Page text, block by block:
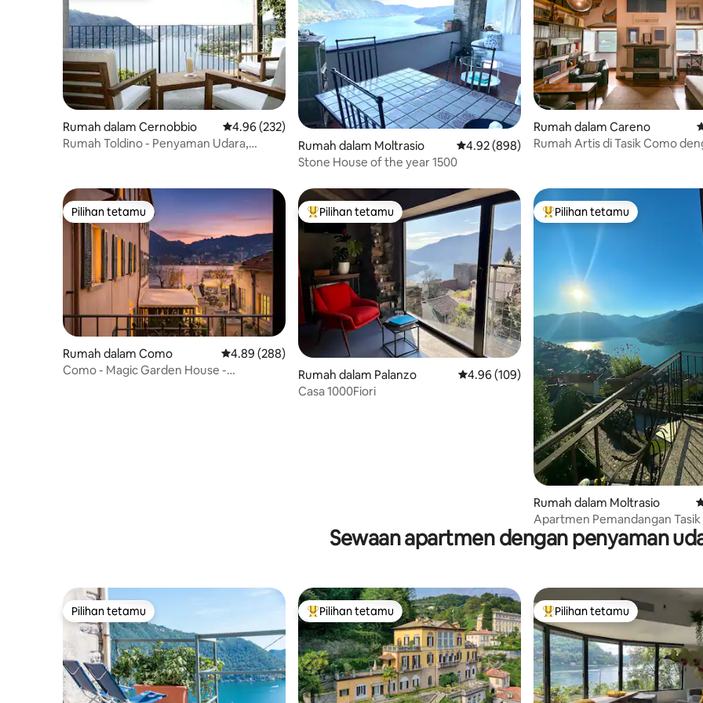
Rumah dalam Cernobbio Penarafan purata 4.96 daripada 5, 232 ulasan
4.96 (232)
Rumah Toldino - Penyaman Udara,
Rumah dalam Moltrasio Penarafan purata 4.92 daripada 5, 898 ulasan
4.92 (898)
Stone House of the year 1500
Rumah dalam Careno
Rumah Artis di Tasik Como
Pilihan tetamu
Pilihan tetamu
Rumah dalam Como Penarafan purata 4.89 daripada 5, 288 ulasan
4.89 (288)
Como - Magic Garden House -
Pilihan utama tetamu
Pilihan tetamu
Rumah dalam Palanzo Penarafan purata 4.96 daripada 5, 109 ulasan
4.96 (109)
Casa 1000Fiori
Pilihan utama tetamu
Pilihan tetamu
Rumah dalam Moltrasio
Apartmen Pemandangan
yang Indah
Sewaan apartmen dengan penyaman
Pilihan tetamu
Pilihan tetamu Pilihan utama tetamu
Pilihan tetamu Pilihan utama tetamu
Pilihan tetamu